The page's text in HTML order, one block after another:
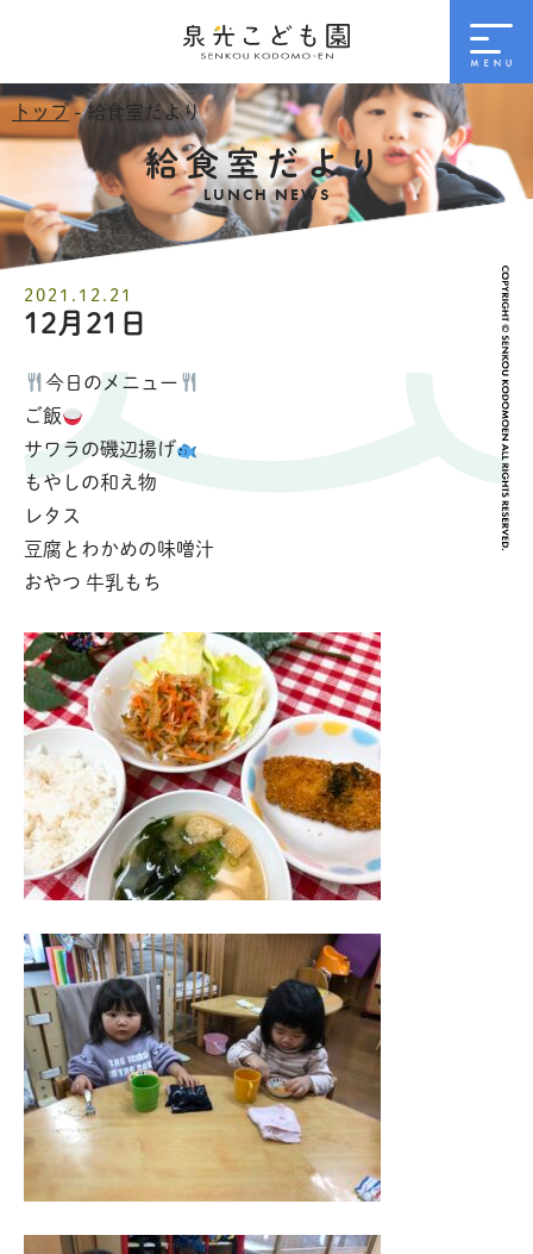
トップ- 給食室だより
給食室だより
LUNCH NEWS
2021.12.21
12月21日
今日のメニュー
ご飯
サワラの磯辺揚げ
もやしの和え物
レタス
豆腐とわかめの味噌汁
おやつ 牛乳もち